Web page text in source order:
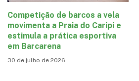
Competição de barcos a vela
movimenta a Praia do Caripi e
estimula a prática esportiva
em Barcarena
30 de julho de 2026